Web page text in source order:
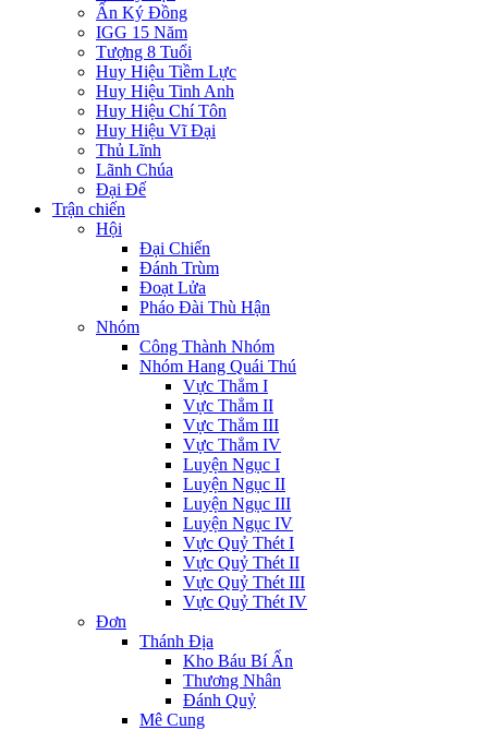
Ấn Ký Đồng
IGG 15 Năm
Tượng 8 Tuổi
Huy Hiệu Tiềm Lực
Huy Hiệu Tinh Anh
Huy Hiệu Chí Tôn
Huy Hiệu Vĩ Đại
Thủ Lĩnh
Lãnh Chúa
Đại Đế
Trận chiến
Hội
Đại Chiến
Đánh Trùm
Đoạt Lửa
Pháo Đài Thù Hận
Nhóm
Công Thành Nhóm
Nhóm Hang Quái Thú
Vực Thẳm I
Vực Thẳm II
Vực Thẳm III
Vực Thẳm IV
Luyện Ngục I
Luyện Ngục II
Luyện Ngục III
Luyện Ngục IV
Vực Quỷ Thét I
Vực Quỷ Thét II
Vực Quỷ Thét III
Vực Quỷ Thét IV
Đơn
Thánh Địa
Kho Báu Bí Ẩn
Thương Nhân
Đánh Quỷ
Mê Cung